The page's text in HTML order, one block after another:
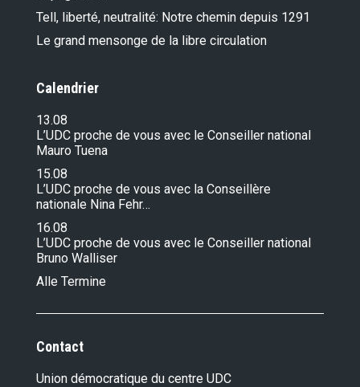
Tell, liberté, neutralité: Notre chemin depuis 1291
Le grand mensonge de la libre circulation
Calendrier
13.08
L’UDC proche de vous avec le Conseiller national
Mauro Tuena
15.08
L’UDC proche de vous avec la Conseillère
nationale Nina Fehr…
16.08
L’UDC proche de vous avec le Conseiller national
Bruno Walliser
Alle Termine
Contact
Union démocratique du centre UDC